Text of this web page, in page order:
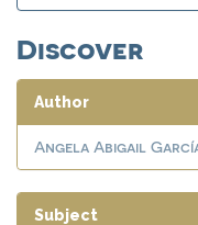
Discover
Author
Angela Abigail
Subject